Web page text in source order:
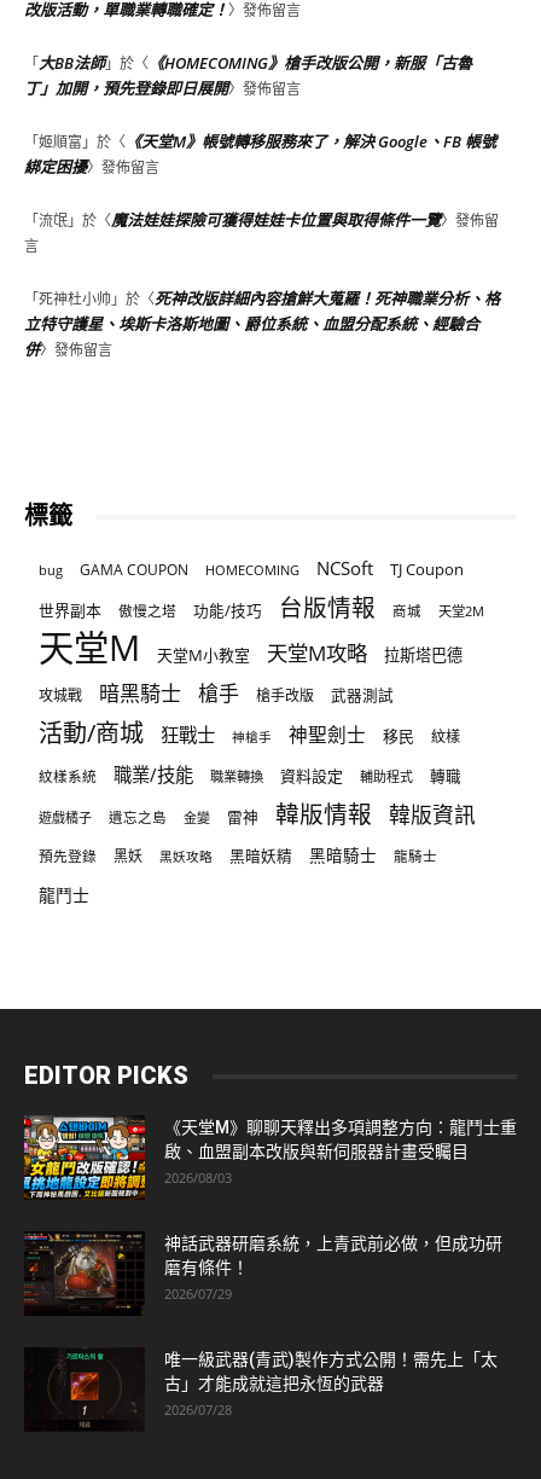
改版活動，單職業轉職確定！〉發佈留言
「大BB法師」於〈 《HOMECOMING》槍手改版公開，新服「古魯
丁」加開，預先登錄即日展開〉發佈留言
「姬順富」於〈 《天堂M》帳號轉移服務來了，解決 Google、FB 帳號
綁定困擾〉發佈留言
「流氓」於〈魔法娃娃探險可獲得娃娃卡位置與取得條件一覽〉發佈留
言
「死神杜小帅」於〈死神改版詳細內容搶鮮大蒐羅！死神職業分析、格
立特守護星、埃斯卡洛斯地圖、爵位系統、血盟分配系統、經驗合
併〉發佈留言
標籤
bug GAMA COUPON HOMECOMING NCSoft
TJ Coupon
世界副本
傲慢之塔 功能/技巧 台版情報 商城 天堂2M
天堂M 天堂M小教室 天堂M攻略 拉斯塔巴德
攻城戰 暗黑騎士 槍手 槍手改版 武器測試
活動/商城 狂戰士 神槍手 神聖劍士 移民 紋樣
紋樣系統 職業/技能 職業轉換 資料設定 輔助程式 轉職
遊戲橘子 遺忘之島 金變 雷神 韓版情報 韓版資訊
預先登錄 黑妖 黑妖攻略 黑暗妖精 黑暗騎士 龍騎士
龍鬥士
EDITOR PICKS
《天堂M》聊聊天釋出多項調整方向：龍鬥士重
啟、血盟副本改版與新伺服器計畫受矚目
2026/08/03
神話武器研磨系統，上青武前必做，但成功研
磨有條件！
2026/07/29
唯一級武器(青武)製作方式公開！需先上「太
古」才能成就這把永恆的武器
2026/07/28